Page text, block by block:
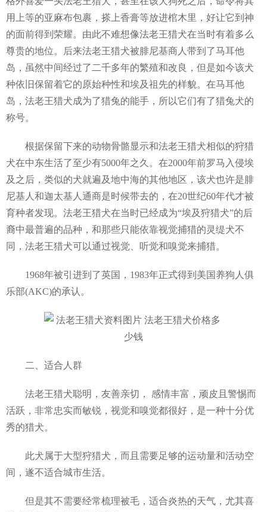
用上等的亚麻布包裹，搽上香膏等放进棺木里，好让它到神
的面前得到荣耀。由此不难想像法老王猎犬在当时有着多么
尊贵的地位。后来法老王猎犬被腓尼基商人带到了马耳他
岛，虽然中间经过了二千多年的繁殖和改良，但是如今该犬
种依旧保留着它的原始种性和埃及祖先的样貌。在马耳他
岛，法老王猎犬成为了猎兔的能手，所以它们有了猎兔犬的
称号。
根据保留下来的动物骨骼显示和法老王猎犬相似的狩猎
犬在中东生活了至少有5000年之久。在2000年前罗马入侵埃
及之后，类似的犬就遍及地中海的其他地区，该犬也许是腓
尼基人和迦太基人通商是时候带去的，在20世纪60年代才被
育种者发现。法老王猎犬在当时已经成为“埃及狩猎犬”的后
裔中最普遍的品种，和那些只能依靠视觉捕猎的灵缇犬不
同，法老王猎犬可以通过视觉、听觉和嗅觉来捕猎。
1968年被引进到了英国，1983年正式得到美国养狗人俱
乐部(AKC)的承认。
二、适合人群
法老王猎犬聪明，友善亲切， 感情丰富，顽皮且警惕而
活跃，非常忠实而敏锐，视觉和嗅觉都很好，是一种十分优
秀的猎犬。
此犬属于大型狩猎犬，而且需要足够的运动量和活动空
间，遂不适合城市生活。
但是其不需要经常梳理被毛，适合炎热的天气，尤其喜